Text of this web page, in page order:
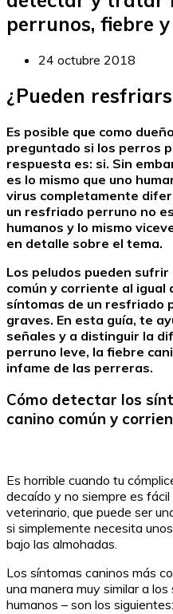
perrunos, fiebre
24 octubre 2018
¿Pueden
Es posible que como
preguntado si los perros
respuesta es: si. Sin
es lo mismo que uno
virus completamente
un resfriado perruno no
humanos y lo mismo
en detalle sobre el tema.
Los peludos pueden
común y corriente al igual
síntomas de un resfriado
graves. En esta guía, te
señales y a distinguir la
perruno leve, la fiebre
infame de las perreras.
Cómo detectar los
canino común y
Es horrible cuando tu
decaído y no siempre es
veterinario, que puede ser
si simplemente necesita
bajo las almohadas.
Los síntomas caninos más
una manera muy similar a
humanos – son los siguientes: